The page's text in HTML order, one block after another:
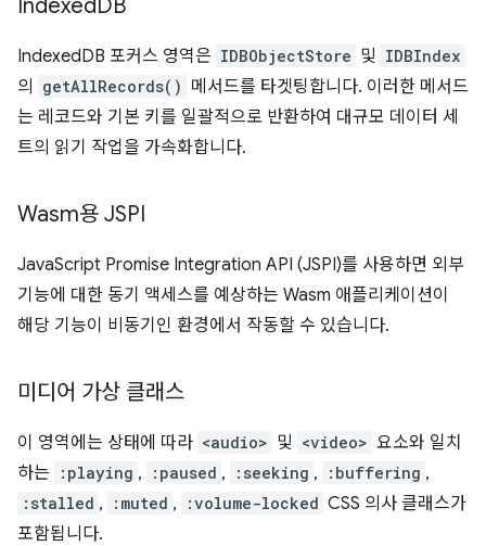
IndexedDB
IndexedDB 포커스 영역은 IDBObjectStore 및 IDBIndex
의 getAllRecords() 메서드를 타겟팅합니다. 이러한 메서드
는 레코드와 기본 키를 일괄적으로 반환하여 대규모 데이터 세
트의 읽기 작업을 가속화합니다.
Wasm용 JSPI
JavaScript Promise Integration API (JSPI)를 사용하면 외부
기능에 대한 동기 액세스를 예상하는 Wasm 애플리케이션이
해당 기능이 비동기인 환경에서 작동할 수 있습니다.
미디어 가상 클래스
이 영역에는 상태에 따라 <audio> 및 <video> 요소와 일치
하는
:playing , :paused , :seeking , :buffering ,
:stalled , :muted , :volume-locked CSS 의사 클래스가
포함됩니다.